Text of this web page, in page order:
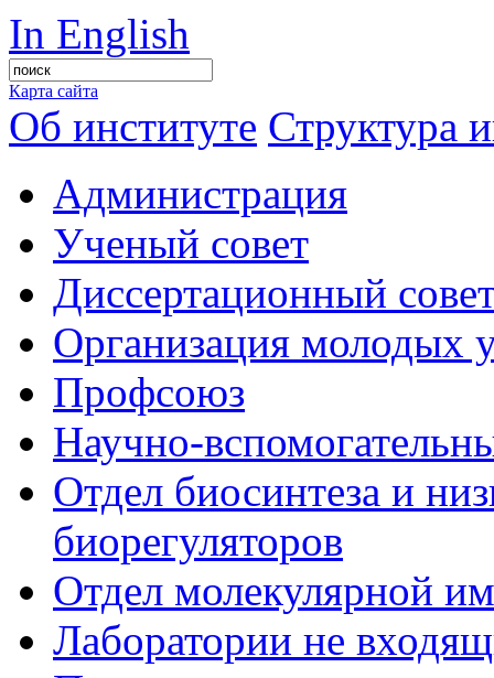
In English
Карта сайта
Об институте Структура
Администрация
Ученый совет
Диссертационный
Организация молодых
Профсоюз
Научно-
Отдел биосинтеза и
биорегуляторов
Отдел молекулярной
Лаборатории не